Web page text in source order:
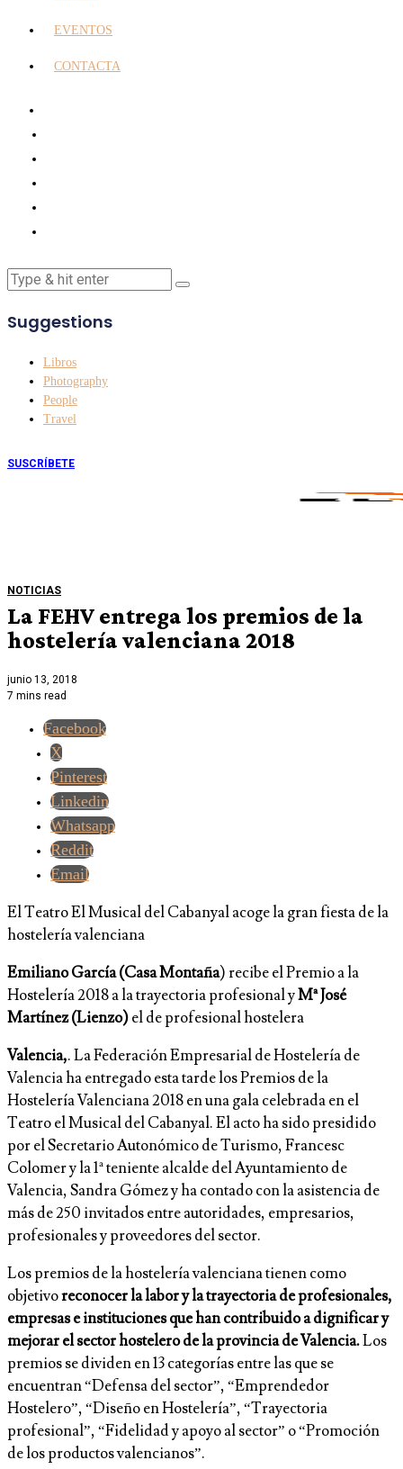
EVENTOS
CONTACTA
Suggestions
Libros
Photography
People
Travel
SUSCRÍBETE
NOTICIAS
La FEHV entrega los premios de la
hostelería valenciana 2018
junio 13, 2018
7 mins read
Facebook
X
Pinterest
Linkedin
Whatsapp
Reddit
Email
El Teatro El Musical del Cabanyal acoge la gran fiesta de la
hostelería valenciana
Emiliano García (Casa Montaña) recibe el Premio a la
Hostelería 2018 a la trayectoria profesional yMª José
Martínez (Lienzo)el de profesional hostelera
Valencia,. La Federación Empresarial de Hostelería de
Valencia ha entregado esta tarde los Premios de la
Hostelería Valenciana 2018 en una gala celebrada en el
Teatro el Musical del Cabanyal. El acto ha sido presidido
por el Secretario Autonómico de Turismo, Francesc
Colomer y la 1ª teniente alcalde del Ayuntamiento de
Valencia, Sandra Gómez y ha contado con la asistencia de
más de 250 invitados entre autoridades, empresarios,
profesionales y proveedores del sector.
Los premios de la hostelería valenciana tienen como
objetivoreconocer la labor y la trayectoria de profesionales,
empresas e instituciones que han contribuido a dignificar y
mejorar el sector hostelero de la provincia de Valencia.Los
premios se dividen en 13 categorías entre las que se
encuentran “Defensa del sector”, “Emprendedor
Hostelero”, “Diseño en Hostelería”, “Trayectoria
profesional”, “Fidelidad y apoyo al sector” o “Promoción
de los productos valencianos”.